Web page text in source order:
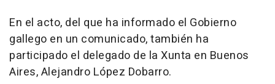
En el acto, del que ha informado el Gobierno
gallego en un comunicado, también ha
participado el delegado de la Xunta en Buenos
Aires, Alejandro López Dobarro.